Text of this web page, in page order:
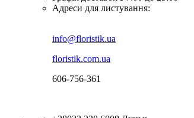
Адреси для листування:
info@floristik.ua
floristik.com.ua
606-756-361